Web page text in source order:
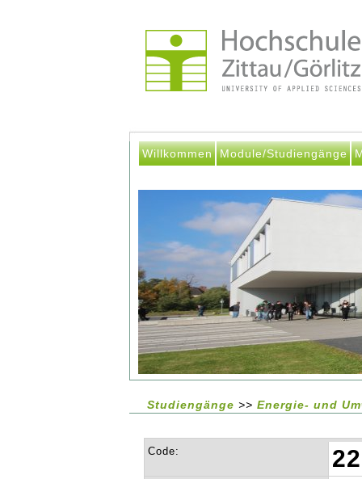
Willkommen Module/Studiengänge
Studiengänge >>Energie- und
Code: